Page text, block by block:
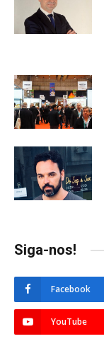
Siga-nos!
Facebook
YouTube